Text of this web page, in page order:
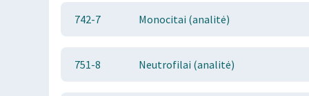
742-7 Monocitai (analitė)
751-8 Neutrofilai (analitė)